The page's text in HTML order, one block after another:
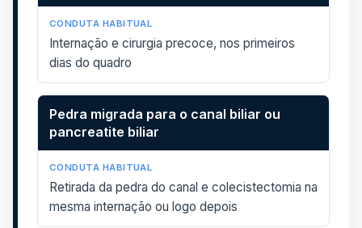
Internação e cirurgia precoce, nos primeiros
dias do quadro
Pedra migrada para o canal biliar ou
pancreatite biliar
Retirada da pedra do canal e colecistectomia na
mesma internação ou logo depois